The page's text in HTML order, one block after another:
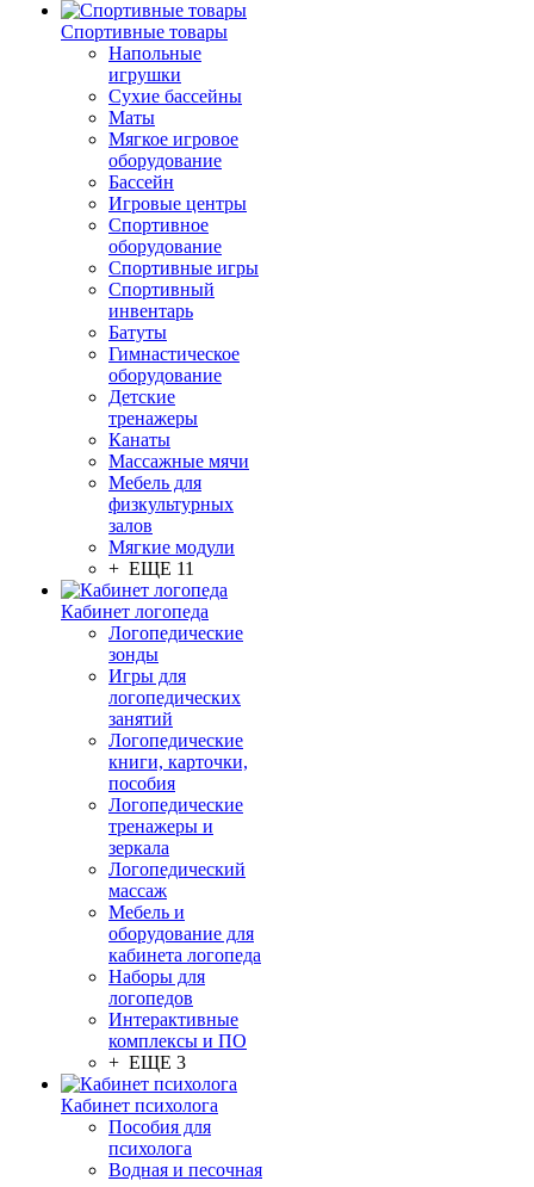
Спортивные товары
Напольные
игрушки
Сухие бассейны
Маты
Мягкое игровое
оборудование
Бассейн
Игровые центры
Спортивное
оборудование
Спортивные игры
Спортивный
инвентарь
Батуты
Гимнастическое
оборудование
Детские
тренажеры
Канаты
Массажные мячи
Мебель для
физкультурных
залов
Мягкие модули
+ ЕЩЕ 11
Кабинет логопеда
Логопедические
зонды
Игры для
логопедических
занятий
Логопедические
книги, карточки,
пособия
Логопедические
тренажеры и
зеркала
Логопедический
массаж
Мебель и
оборудование для
кабинета логопеда
Наборы для
логопедов
Интерактивные
комплексы и ПО
+ ЕЩЕ 3
Кабинет психолога
Пособия для
психолога
Водная и песочная